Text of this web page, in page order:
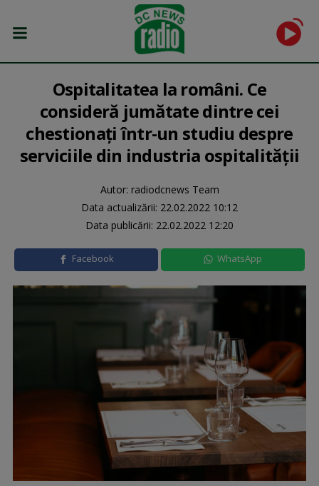
Ospitalitatea la români. Ce
consideră jumătate dintre cei
chestionați într-un studiu despre
serviciile din industria ospitalității
Autor: radiodcnews Team
Data actualizării: 22.02.2022 10:12
Data publicării: 22.02.2022 12:20
Facebook WhatsApp